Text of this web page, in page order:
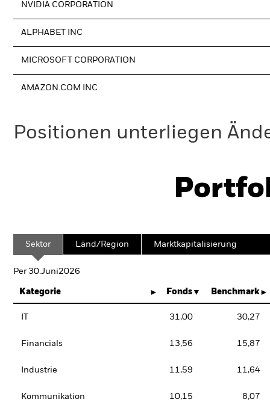
NVIDIA CORPORATION
ALPHABET INC
MICROSOFT CORPORATION
AMAZON.COM INC
Positionen unterliegen
Sektor Länd/Region Marktkapitalisierung
Per 30.Juni2026
Kategorie Fonds Benchmark
31,00 30,27
Financials 13,56 15,87
Industrie 11,59 11,64
Kommunikation 10,15 8,07